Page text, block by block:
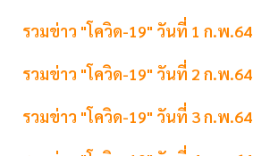
รวมข่าว "โควิด-19" วันที่ 1 ก.พ.64
รวมข่าว "โควิด-19" วันที่ 2 ก.พ.64
รวมข่าว "โควิด-19" วันที่ 3 ก.พ.64